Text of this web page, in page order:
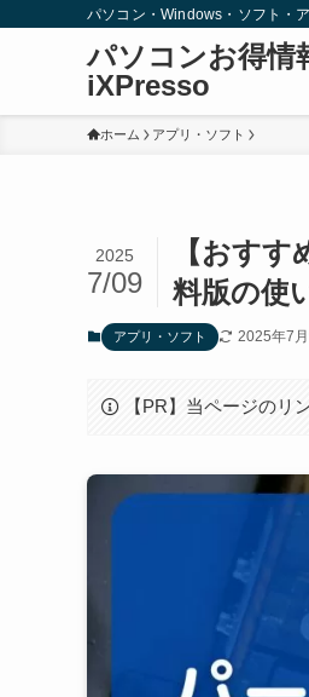
パソコン・Windows・ソフト・
パソコンお得情
iXPresso
ホーム アプリ・ソフト
【おす
料版の使
2025
7/09
アプリ・ソフト 2025年7月
【PR】当ページのリ